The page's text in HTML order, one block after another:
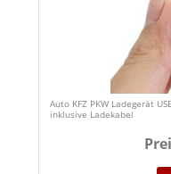
Auto KFZ PKW Ladegerät
inklusive Ladekabel